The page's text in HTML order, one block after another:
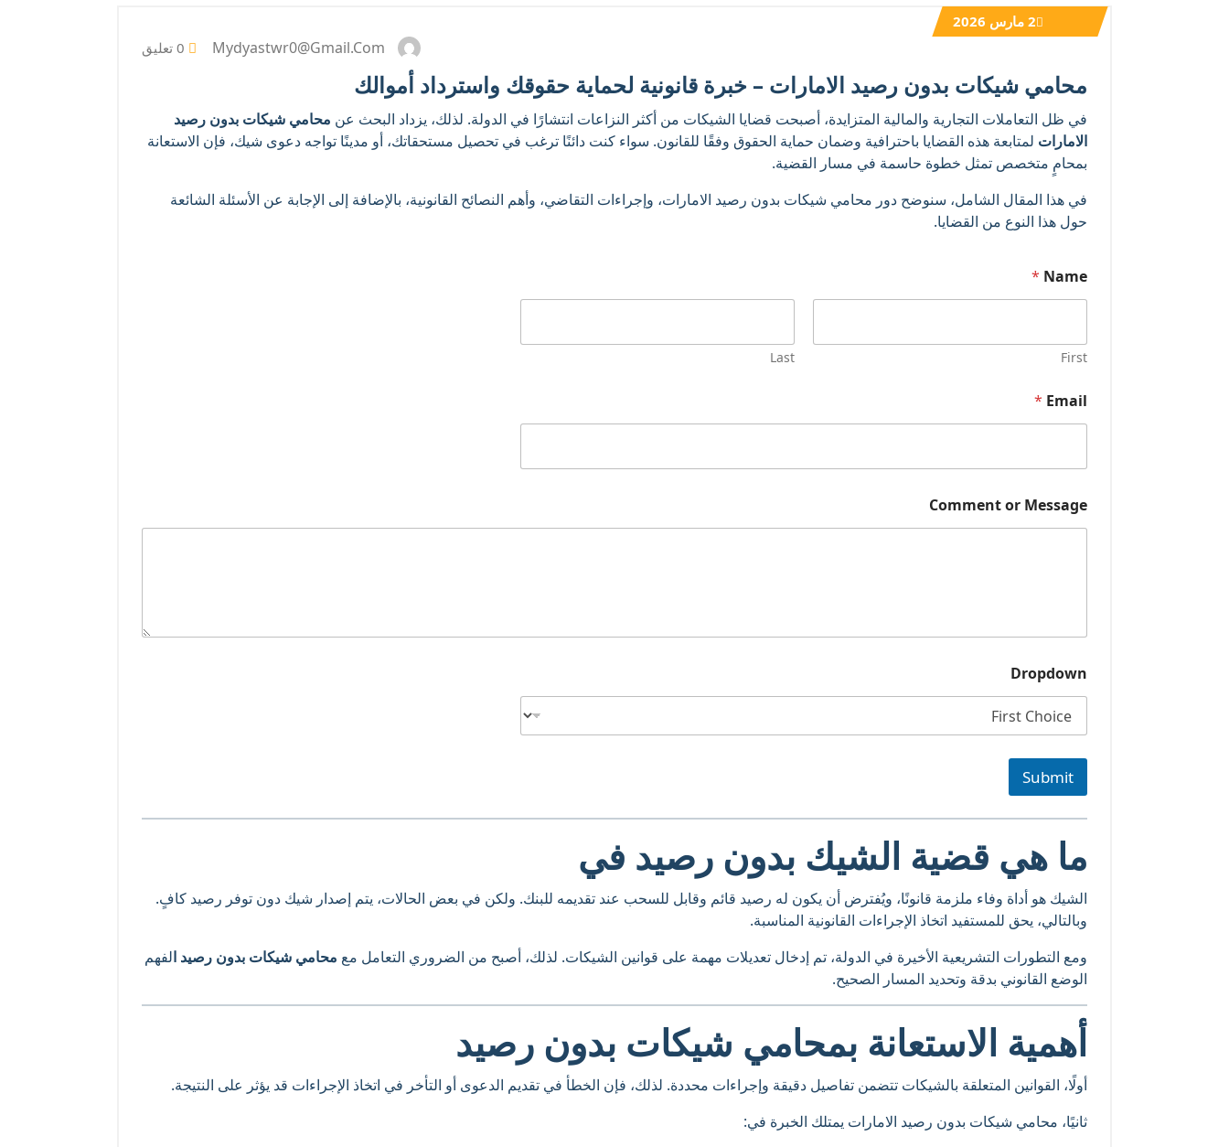
2 مارس 2026
Mydyastwr0@gmail.com
محامي شيكات بدون رصيد الامارات – خبرة قانونية لحماية حقوقك واسترداد أموالك
في ظل التعاملات التجارية والمالية المتزايدة، أصبحت قضايا الشيكات من أكثر النزاعات انتشارًا في الدولة. لذلك، يزداد البحث عن محامي شيكات بدون رصيد
الامارات لمتابعة هذه القضايا باحترافية وضمان حماية الحقوق وفقًا للقانون. سواء كنت دائنًا ترغب في تحصيل مستحقاتك، أو مدينًا تواجه دعوى شيك، فإن الاستعانة
بمحامٍ متخصص تمثل خطوة حاسمة في مسار القضية.
في هذا المقال الشامل، سنوضح دور محامي شيكات بدون رصيد الامارات، وإجراءات التقاضي، وأهم النصائح القانونية، بالإضافة إلى الإجابة عن الأسئلة الشائعة
حول هذا النوع من القضايا.
m
a
N
a
e
D
p
o
w
Name
*
First
Last
Email
*
Comment or Message
Dropdown
Submit
ما هي قضية الشيك بدون رصيد في
الشيك هو أداة وفاء ملزمة قانونًا، ويُفترض أن يكون له رصيد قائم وقابل للسحب عند تقديمه للبنك. ولكن في بعض الحالات، يتم إصدار شيك دون توفر رصيد كافٍ.
وبالتالي، يحق للمستفيد اتخاذ الإجراءات القانونية المناسبة.
ومع التطورات التشريعية الأخيرة في الدولة، تم إدخال تعديلات مهمة على قوانين الشيكات. لذلك، أصبح من الضروري التعامل مع محامي شيكات بدون رصيد الفهم
الوضع القانوني بدقة وتحديد المسار الصحيح.
أهمية الاستعانة بمحامي شيكات بدون رصيد
أولًا، القوانين المتعلقة بالشيكات تتضمن تفاصيل دقيقة وإجراءات محددة. لذلك، فإن الخطأ في تقديم الدعوى أو التأخر في اتخاذ الإجراءات قد يؤثر على النتيجة.
ثانيًا، محامي شيكات بدون رصيد الامارات يمتلك الخبرة في: